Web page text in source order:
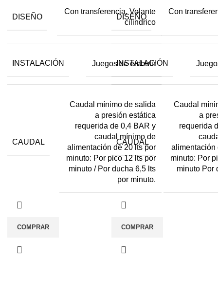
DISEÑO
Con transferencia, Volante
cilindrico
INSTALACIÓN Juegos de embutir
CAUDAL
Caudal mínimo de salida
a presión estática
requerida de 0,4 BAR y
caudal mínimo de
alimentación de 20 lts por
minuto: Por pico 12 lts por
minuto / Por ducha 6,5 lts
por minuto.
COMPRAR
DISEÑO
Con
INSTALACIÓN
CAUDAL
Caudal
a
requerida
alimentación
minuto: Por
minuto Por
COMPRAR